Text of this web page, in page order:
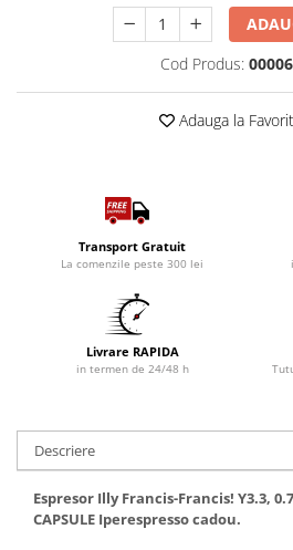
Cod Produs:
Adauga la
Transport Gratuit
La comenzile peste 300 lei
Livrare RAPIDA
in termen de 24/48 h
Descriere
Espresor Illy Francis-Francis! Y3.3,
CAPSULE Iperespresso cadou.